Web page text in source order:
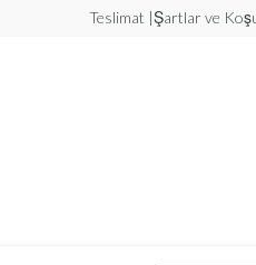
Teslimat |Şartlar ve